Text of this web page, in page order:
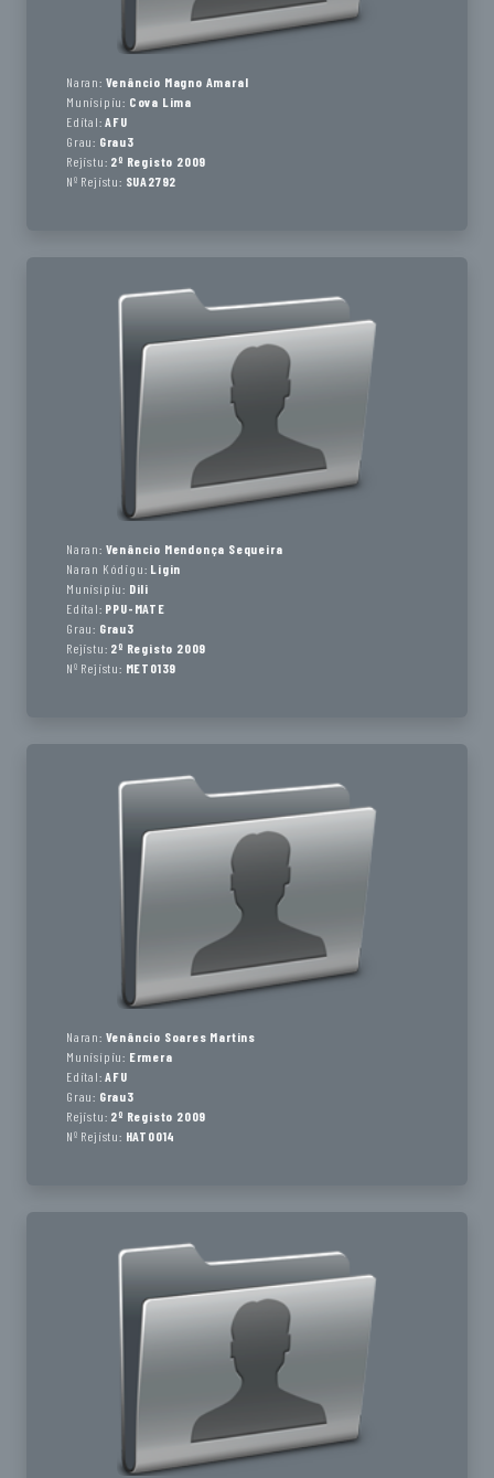
Naran: Venâncio Magno Amaral
Munisípiu: Cova Lima
Edital: AFU
Grau: Grau3
Rejistu: 2º Registo 2009
Nº Rejistu: SUA2792
Naran: Venâncio Mendonça Sequeira
Naran Kódigu: Ligin
Munisípiu: Dili
Edital: PPU-MATE
Grau: Grau3
Rejistu: 2º Registo 2009
Nº Rejistu: MET0139
Naran: Venâncio Soares Martins
Munisípiu: Ermera
Edital: AFU
Grau: Grau3
Rejistu: 2º Registo 2009
Nº Rejistu: HAT0014